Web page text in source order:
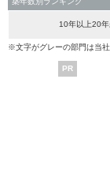
10年以上20
※文字がグレーの部門は当
PR